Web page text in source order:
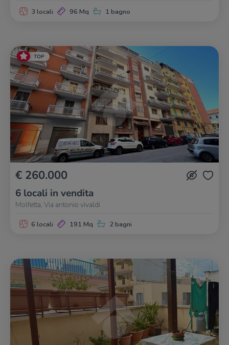
3 locali 96 Mq 1 bagno
TOP
€ 260.000
6 locali in vendita
Molfetta, Via antonio vivaldi
6 locali 191 Mq 2 bagni